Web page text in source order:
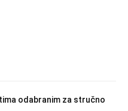
odabranim za stručno